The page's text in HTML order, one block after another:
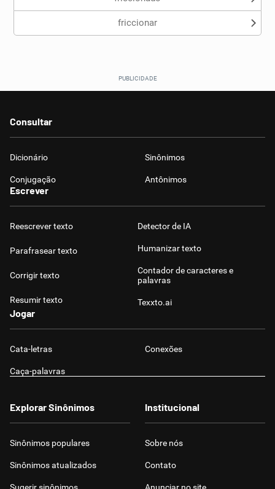
friccionar
Consultar
Dicionário Sinônimos
Conjugação Antônimos
Escrever
Reescrever texto
Parafrasear texto
Corrigir texto
Resumir texto
Detector de IA
Humanizar texto
Contador de caracteres e
palavras
Texxto.ai
Jogar
Cata-letras Conexões
Caça-palavras
Explorar Sinônimos
Sinônimos populares
Sinônimos atualizados
Institucional
Sobre nós
Contato